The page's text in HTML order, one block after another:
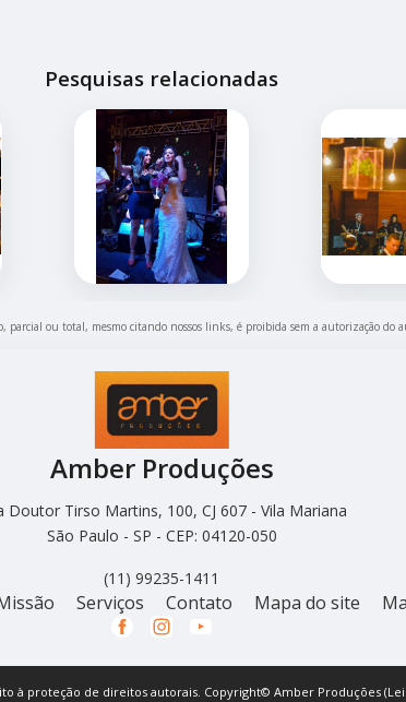
Pesquisas relacionadas
parcial ou total, mesmo citando nossos links, é proibida sem a autorização
Amber Produções
Doutor Tirso Martins, 100, CJ 607 - Vila Mariana
São Paulo - SP - CEP: 04120-050
(11) 99235-1411
Serviços Contato Mapa do site
à proteção de direitos autorais. Copyright© Amber Produções (Lei